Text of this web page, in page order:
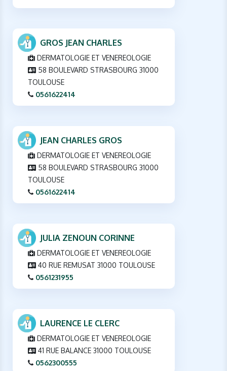
GROS JEAN CHARLES
DERMATOLOGIE ET VENEREOLOGIE
58 BOULEVARD STRASBOURG 31000
TOULOUSE
0561622414
JEAN CHARLES GROS
DERMATOLOGIE ET VENEREOLOGIE
58 BOULEVARD STRASBOURG 31000
TOULOUSE
0561622414
JULIA ZENOUN CORINNE
DERMATOLOGIE ET VENEREOLOGIE
40 RUE REMUSAT 31000 TOULOUSE
0561231955
LAURENCE LE CLERC
DERMATOLOGIE ET VENEREOLOGIE
41 RUE BALANCE 31000 TOULOUSE
0562300555